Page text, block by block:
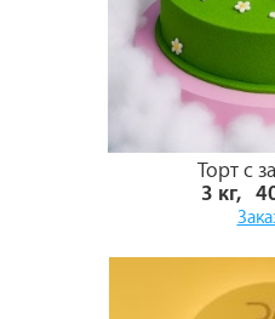
Торт с
3 кг,